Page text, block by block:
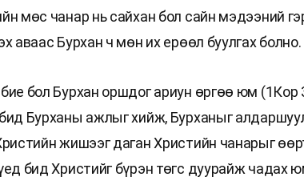
мөс чанар нь сайхан бол сайн мэдээний
аваас Бурхан ч мөн их ерөөл буулгах болно.
бол Бурхан оршдог ариун өргөө юм (1Кор
Бурханы ажлыг хийж, Бурханыг
жишээг даган Христийн чанарыг
бид Христийг бүрэн төгс дуурайж чадах